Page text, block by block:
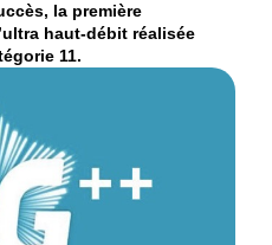
la première
haut-débit réalisée
11.